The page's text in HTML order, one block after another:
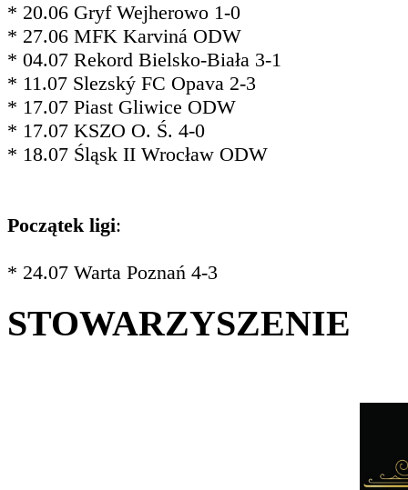
* 20.06 Gryf Wejherowo 1-0
* 27.06 MFK Karviná ODW
* 04.07 Rekord Bielsko-Biała 3-1
* 11.07 Slezský FC Opava 2-3
* 17.07 Piast Gliwice ODW
* 17.07 KSZO O. Ś. 4-0
* 18.07 Śląsk II Wrocław ODW
Początek ligi:
* 24.07 Warta Poznań 4-3
STOWARZYSZENIE